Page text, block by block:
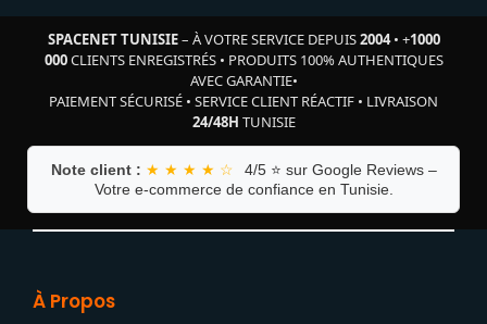
SPACENET TUNISIE– À VOTRE SERVICE DEPUIS2004• +1000
000CLIENTS ENREGISTRÉS• PRODUITS 100% AUTHENTIQUES
AVEC GARANTIE•
PAIEMENT SÉCURISÉ • SERVICE CLIENT RÉACTIF • LIVRAISON
24/48H TUNISIE
Note client : ★ ★ ★ ★ ☆
4/5 ⭐ sur Google Reviews –
Votre e-commerce de confiance en Tunisie.
À Propos